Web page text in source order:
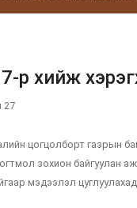
р хийж
27
цогцолборт газрын
зохион байгуулан
мэдээлэл